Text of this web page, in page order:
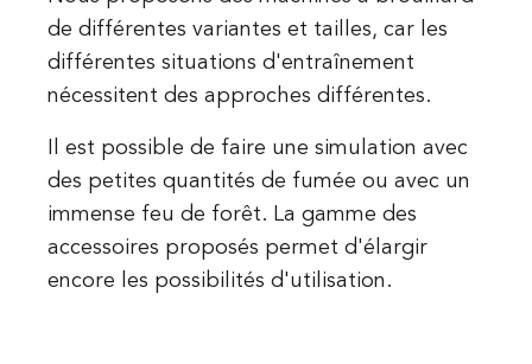
de différentes variantes et tailles, car les
différentes situations d'entraînement
nécessitent des approches différentes.
Il est possible de faire une simulation avec
des petites quantités de fumée ou avec un
immense feu de forêt. La gamme des
accessoires proposés permet d'élargir
encore les possibilités d'utilisation .